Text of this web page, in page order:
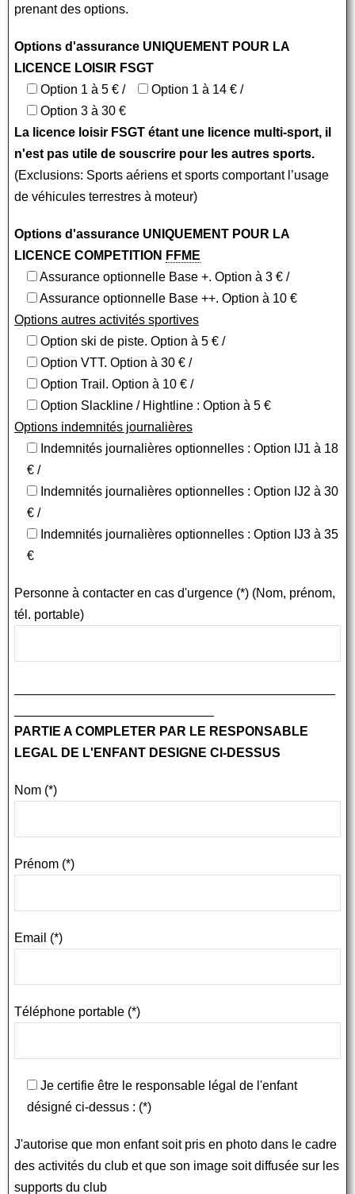
prenant des options.
Options d'assurance UNIQUEMENT POUR LA
LICENCE LOISIR FSGT
Option 1 à 5 € /
Option 1 à 14 € /
Option 3 à 30 €
La licence loisir FSGT étant une licence multi-sport, il
n'est pas utile de souscrire pour les autres sports.
(Exclusions: Sports aériens et sports comportant l’usage
de véhicules terrestres à moteur)
Options d'assurance UNIQUEMENT POUR LA
LICENCE COMPETITION FFME
Assurance optionnelle Base +. Option à 3 € /
Assurance optionnelle Base ++. Option à 10 €
Options autres activités sportives
Option ski de piste. Option à 5 € /
Option VTT. Option à 30 € /
Option Trail. Option à 10 € /
Option Slackline / Hightline : Option à 5 €
Options indemnités journalières
Indemnités journalières optionnelles : Option IJ1 à 18
€ /
Indemnités journalières optionnelles : Option IJ2 à 30
€ /
Indemnités journalières optionnelles : Option IJ3 à 35
€
Personne à contacter en cas d'urgence (*) (Nom, prénom,
tél. portable)
PARTIE A COMPLETER PAR LE RESPONSABLE
LEGAL DE L'ENFANT DESIGNE CI-DESSUS
Nom (*)
Prénom (*)
Email (*)
Téléphone portable (*)
Je certifie être le responsable légal de l'enfant
désigné ci-dessus : (*)
J'autorise que mon enfant soit pris en photo dans le cadre
des activités du club et que son image soit diffusée sur les
supports du club